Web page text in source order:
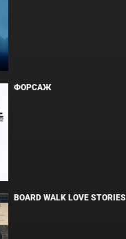
ФОРСАЖ
BOARD WALK LOVE STORIES